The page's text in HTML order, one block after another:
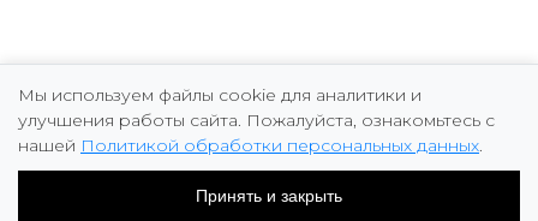
Copyright © 2026 Marina Fomicheva
Мы используем файлы cookie для аналитики и
улучшения работы сайта. Пожалуйста, ознакомьтесь с
нашей Политикой обработки персональных данных.
Принять и закрыть